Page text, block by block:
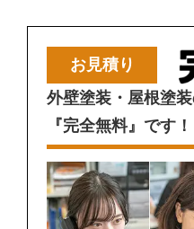
お見積り
外壁塗装・屋根塗
『完全無料』です！